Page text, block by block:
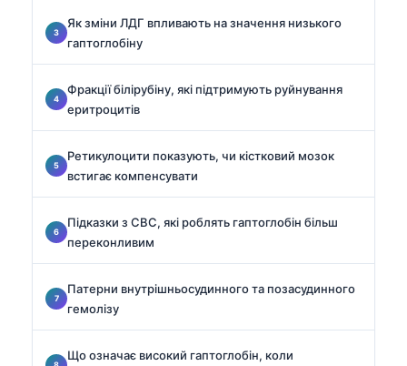
Як зміни ЛДГ впливають на значення низького
гаптоглобіну
Фракції білірубіну, які підтримують руйнування
еритроцитів
Ретикулоцити показують, чи кістковий мозок
встигає компенсувати
Підказки з CBC, які роблять гаптоглобін більш
переконливим
Патерни внутрішньосудинного та позасудинного
гемолізу
Що означає високий гаптоглобін, коли